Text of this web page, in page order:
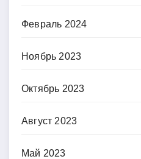
Февраль 2024
Ноябрь 2023
Октябрь 2023
Август 2023
Май 2023